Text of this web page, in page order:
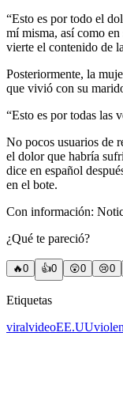
“Esto es por todo el
mí misma, así como en
vierte el contenido de
Posteriormente, la
que vivió con su
“Esto es por todas las
No pocos usuarios de
el dolor que habría
dice en español
en el bote.
Con información:
¿Qué te pareció?
🔥0 👍0 😲0 😢0
Etiquetas
viralvideoEE.UU